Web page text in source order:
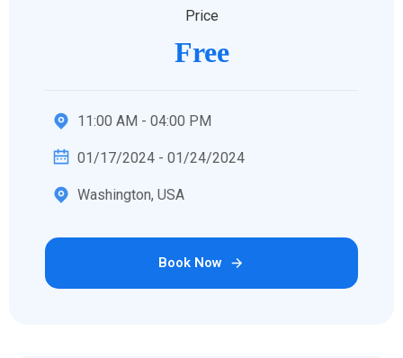
Price
Free
11:00 AM - 04:00 PM
01/17/2024 - 01/24/2024
Washington, USA
Book Now